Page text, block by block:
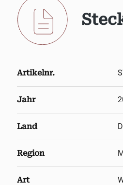
Artikelnr.
Jahr
Land
Region
Art